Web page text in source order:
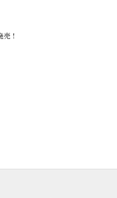
売！